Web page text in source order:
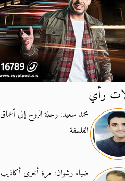
رأي
محمد سعيد: رحلة الروح إلى أعماق
الفلسفة
ضياء رشوان: مرة أخرى أكاذيب